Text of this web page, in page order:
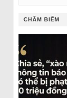
CHÂM BIẾM